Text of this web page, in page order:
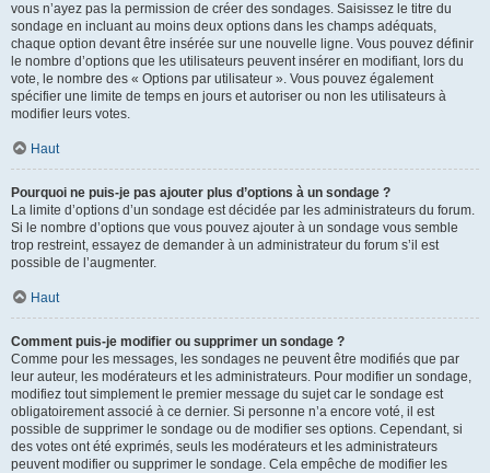
vous n’ayez pas la permission de créer des sondages. Saisissez le titre du
sondage en incluant au moins deux options dans les champs adéquats,
chaque option devant être insérée sur une nouvelle ligne. Vous pouvez définir
le nombre d’options que les utilisateurs peuvent insérer en modifiant, lors du
vote, le nombre des « Options par utilisateur ». Vous pouvez également
spécifier une limite de temps en jours et autoriser ou non les utilisateurs à
modifier leurs votes.
Haut
Pourquoi ne puis-je pas ajouter plus d’options à un sondage ?
La limite d’options d’un sondage est décidée par les administrateurs du forum.
Si le nombre d’options que vous pouvez ajouter à un sondage vous semble
trop restreint, essayez de demander à un administrateur du forum s’il est
possible de l’augmenter.
Haut
Comment puis-je modifier ou supprimer un sondage ?
Comme pour les messages, les sondages ne peuvent être modifiés que par
leur auteur, les modérateurs et les administrateurs. Pour modifier un sondage,
modifiez tout simplement le premier message du sujet car le sondage est
obligatoirement associé à ce dernier. Si personne n’a encore voté, il est
possible de supprimer le sondage ou de modifier ses options. Cependant, si
des votes ont été exprimés, seuls les modérateurs et les administrateurs
peuvent modifier ou supprimer le sondage. Cela empêche de modifier les